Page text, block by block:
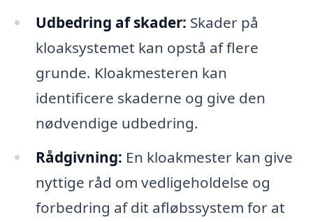
Udbedring af skader: Skader på
kloaksystemet kan opstå af flere
grunde. Kloakmesteren kan
identificere skaderne og give den
nødvendige udbedring.
Rådgivning: En kloakmester kan give
nyttige råd om vedligeholdelse og
forbedring af dit afløbssystem for at